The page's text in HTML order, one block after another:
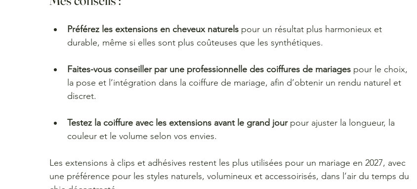
Préférez les extensions en cheveux naturels pour un résultat plus harmonieux et
durable, même si elles sont plus coûteuses que les synthétiques.
Faites-vous conseiller par une professionnelle des coiffures de mariages pour le choix,
la pose et l’intégration dans la coiffure de mariage, afin d’obtenir un rendu naturel et
discret.
Testez la coiffure avec les extensions avant le grand jour pour ajuster la longueur, la
couleur et le volume selon vos envies.
Les extensions à clips et adhésives restent les plus utilisées pour un mariage en 2027, avec
une préférence pour les styles naturels, volumineux et accessoirisés, dans l’air du temps du